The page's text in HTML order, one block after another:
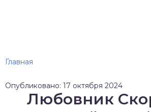
Главная
Опубликовано: 17 октября 2024
Любовник